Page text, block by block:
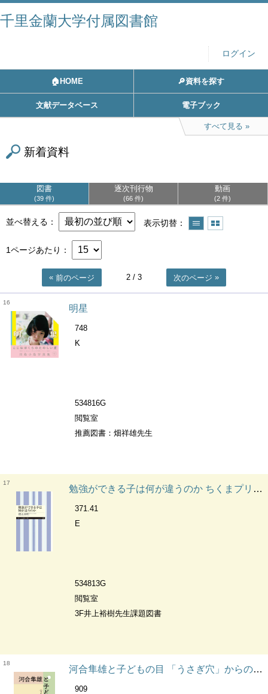
千里金蘭大学付属図書館
ログイン
🏠HOME 🔎資料を探す
文献データベース 電子ブック
すべて見る
新着資料
図書
39 件
逐次刊行物
66 件
動画
2 件
並べ替える 表示切替
1ページあたり
前のページ 2 / 3 次のページ
16
明星
748
K
534816G
閲覧室
推薦図書：畑祥雄先生
17
勉強ができる子は何が違うのか ちくまプリマー新書 ; 439
371.41
E
534813G
閲覧室
3F井上裕樹先生課題図書
18
河合隼雄と子どもの目 「うさぎ穴」からの発信
909